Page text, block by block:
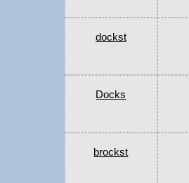
dockst
Docks
brockst